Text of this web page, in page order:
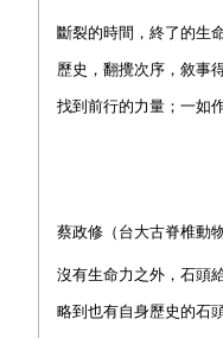
斷裂的時間，終了的
歷史，翻攪次序，敘事
找到前行的力量；一如
蔡政修（台大古脊椎動
沒有生命力之外，石頭
略到也有自身歷史的石